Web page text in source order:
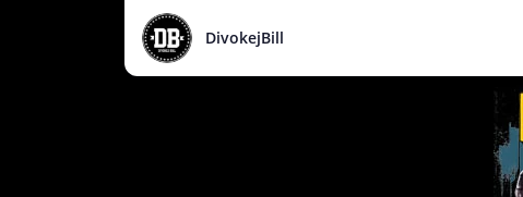
DivokejBill